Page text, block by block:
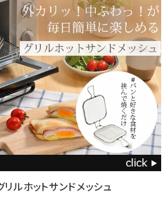
リルホットサンドメッシュ